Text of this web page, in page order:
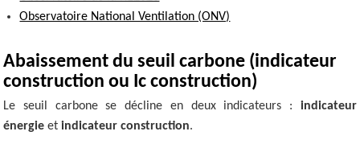
Observatoire National Ventilation (ONV)
Abaissement du seuil carbone (indicateur
construction ou Ic construction)
Le seuil carbone se décline en deux indicateurs : indicateur
énergie etindicateur construction.